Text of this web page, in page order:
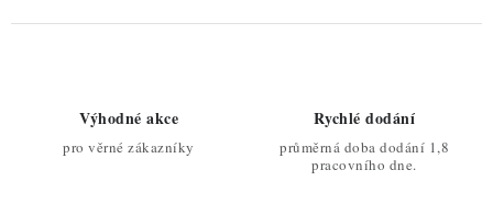
Výhodné akce
pro věrné zákazníky
Rychlé dodání
průměrná doba dodání 1,8
pracovního dne.